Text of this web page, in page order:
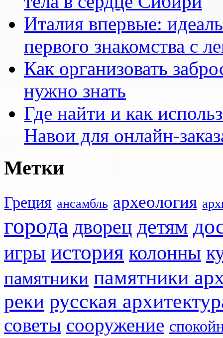
Италия впервые:
первого знакомства с
Как организовать
нужно знать
Где найти и как
Навои для онлайн-
Метки
Греция ансамбль археология
города дворец детям
игры история колонны
памятники памятники
реки русская
советы сооружение